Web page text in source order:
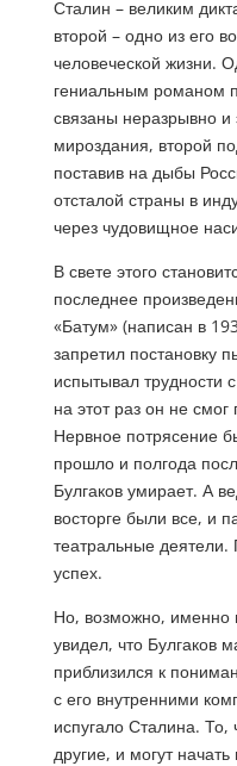
Сталин – великим
второй – одно из его
человеческой жизни.
гениальным романом
связаны неразрывно и
мироздания, второй
поставив на дыбы
отсталой страны в
через чудовищное
В свете этого
последнее
«Батум» (написан в
запретил постановку
испытывал трудности
на этот раз он не смог
Нервное потрясение
прошло и полгода
Булгаков умирает. А
восторге были все, и
театральные
успех.
Но, возможно, именно
увидел, что Булгаков
приблизился к
с его внутренними
испугало Сталина.
другие, и могут